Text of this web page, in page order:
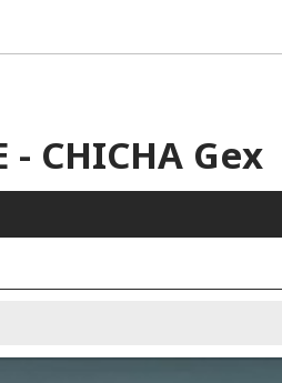
- CHICHA Gex